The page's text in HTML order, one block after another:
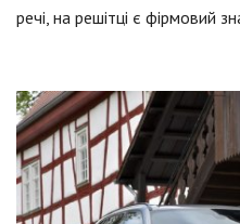
речі, на решітці є фірмовий